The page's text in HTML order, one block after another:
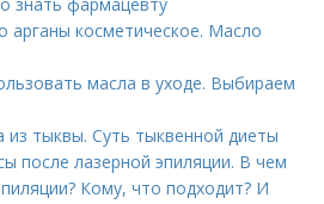
арганы косметическое. Масло
масла в уходе. Выбираем
из тыквы. Суть тыквенной диеты
после лазерной эпиляции. В чем
Кому, что подходит? И